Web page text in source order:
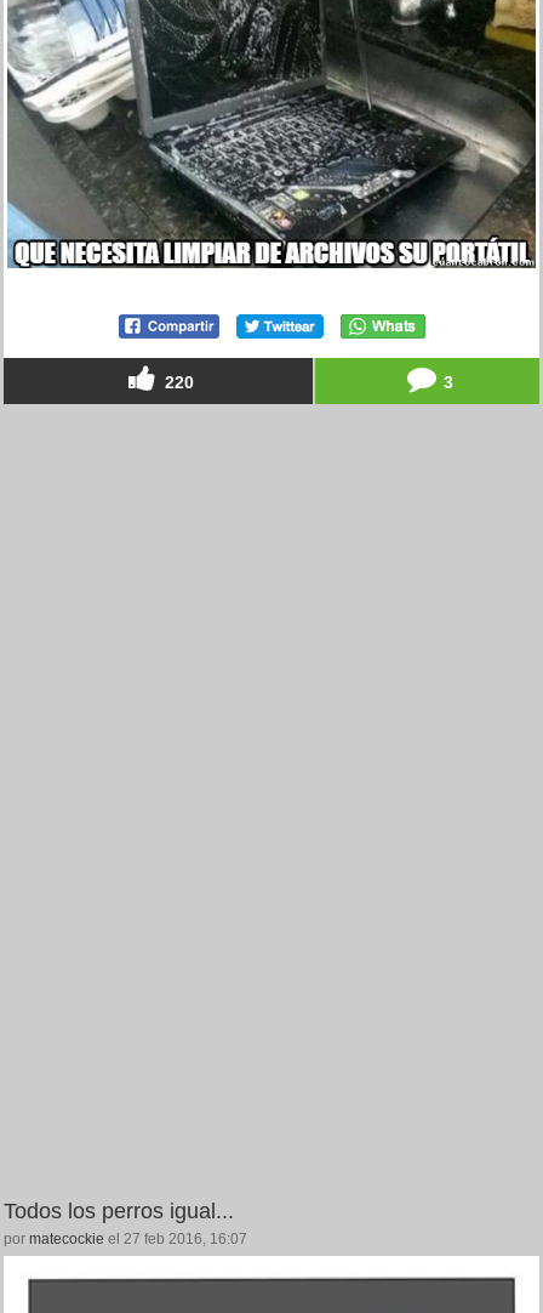
220 3
Todos los perros igual...
por matecockie el 27 feb 2016, 16:07